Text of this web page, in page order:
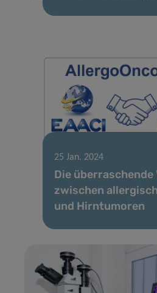
25 Jan. 2024
Die überraschende
zwischen
und Hirntumoren